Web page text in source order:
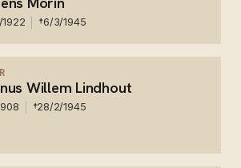
†6/3/1945
Rees Slachtoffer - Nationaal
Willem Lindhout
†28/2/1945